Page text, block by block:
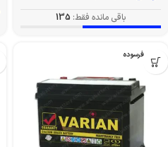
باقی مانده فقط: 135
بدون فرسوده